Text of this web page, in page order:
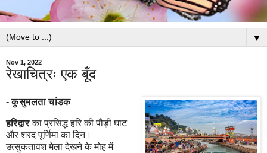
▼
Nov 1, 2022
रेखाचित्रः एक बूँद
- कुसुमलता चांडक
हरिद्वारका प्रसिद्ध हरि की पौड़ी घाट
और शरद पूर्णिमा का दिन।
उत्सुकतावश मेला देखने के मोह में